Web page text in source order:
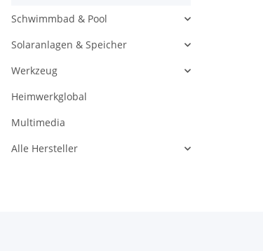
Schwimmbad & Pool
Solaranlagen & Speicher
Werkzeug
Heimwerkglobal
Multimedia
Alle Hersteller